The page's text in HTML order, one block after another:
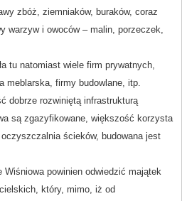
zbóż, ziemniaków, buraków, coraz
warzyw i owoców – malin, porzeczek,
tu natomiast wiele firm prywatnych,
meblarska, firmy budowlane, itp.
dobrze rozwiniętą infrastrukturą
są zgazyfikowane, większość korzysta
ścieków, budowana jest
powinien odwiedzić majątek
który, mimo, iż od